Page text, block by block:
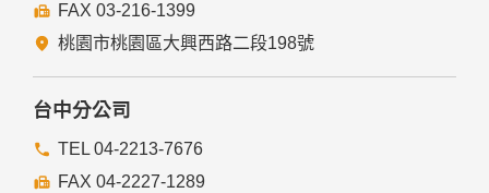
FAX 03-216-1399
桃園市桃園區大興西路二段198號
台中分公司
TEL 04-2213-7676
FAX 04-2227-1289